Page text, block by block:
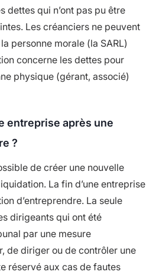
dettes qui n’ont pas pu être
Les créanciers ne peuvent
personne morale (la SARL)
concerne les dettes pour
physique (gérant, associé)
entreprise après une
?
de créer une nouvelle
La fin d’une entreprise
d’entreprendre. La seule
dirigeants qui ont été
par une mesure
de diriger ou de contrôler une
réservé aux cas de fautes